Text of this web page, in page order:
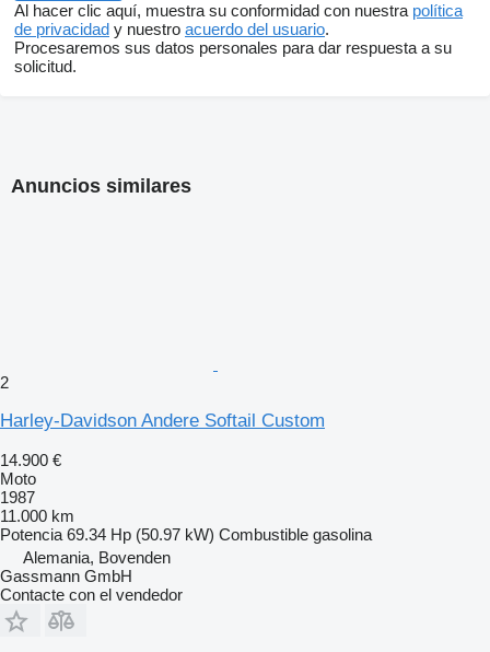
Al hacer clic aquí, muestra su conformidad con nuestra política
de privacidad y nuestro acuerdo del usuario.
Procesaremos sus datos personales para dar respuesta a su
solicitud.
Anuncios similares
2
Harley-Davidson Andere Softail Custom
14.900 €
Moto
1987
11.000 km
Potencia 69.34 Hp (50.97 kW) Combustible gasolina
Alemania, Bovenden
Gassmann GmbH
Contacte con el vendedor